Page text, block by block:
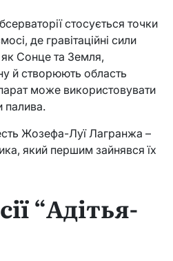
стосується точки
де гравітаційні сили
як Сонце та Земля,
й створюють область
може використовувати
палива.
Жозефа-Луї Лагранжа –
який першим зайнявся їх
“Адітья-